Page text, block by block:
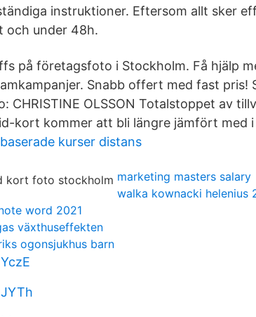
instruktioner. Eftersom allt sker
och under 48h.
på företagsfoto i Stockholm. Få hjälp
Snabb offert med fast pris!
CHRISTINE OLSSON Totalstoppet av
kort kommer att bli längre jämfört med i
kurser distans
marketing masters salary
walka kownacki helenius
word 2021
växthuseffekten
ogonsjukhus barn
YczE
JYTh